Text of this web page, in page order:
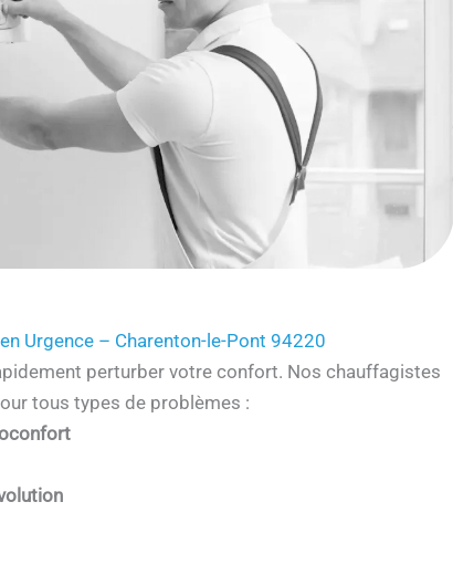
Urgence – Charenton-le-Pont 94220
perturber votre confort. Nos chauffagistes
tous types de problèmes :